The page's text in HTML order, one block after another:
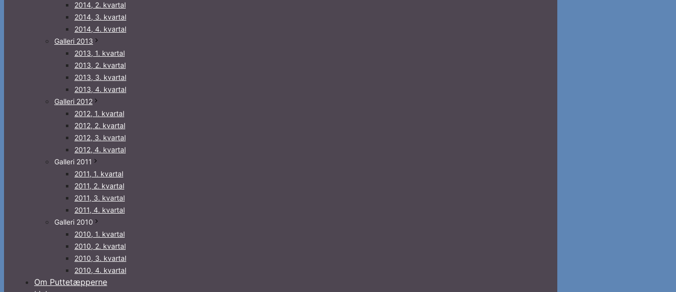
2014, 2. kvartal
2014, 3. kvartal
2014, 4. kvartal
Galleri 2013
2013, 1. kvartal
2013, 2. kvartal
2013, 3. kvartal
2013, 4. kvartal
Galleri 2012
2012, 1. kvartal
2012, 2. kvartal
2012, 3. kvartal
2012, 4. kvartal
Galleri 2011
2011, 1. kvartal
2011, 2. kvartal
2011, 3. kvartal
2011, 4. kvartal
Galleri 2010
2010, 1. kvartal
2010, 2. kvartal
2010, 3. kvartal
2010, 4. kvartal
Om Puttetæpperne